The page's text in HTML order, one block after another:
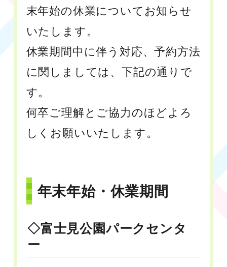
末年始の休業についてお知らせ
いたします。
休業期間中に伴う対応、予約方法
に関しましては、下記の通りで
す。
何卒ご理解とご協力のほどよろ
しくお願いいたします。
年末年始・休業期間
◇富士見公園パークセンタ
ー